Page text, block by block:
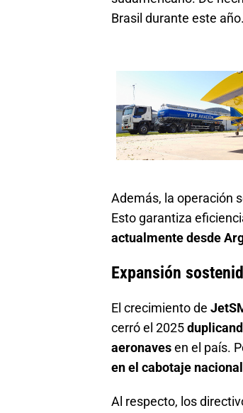
Brasil durante este año.
Además, la operación
Esto garantiza
actualmente desde
Expansión
El crecimiento de
cerró el 2025
aeronavesen el país.
en el cabotaje nacional
Al respecto, los